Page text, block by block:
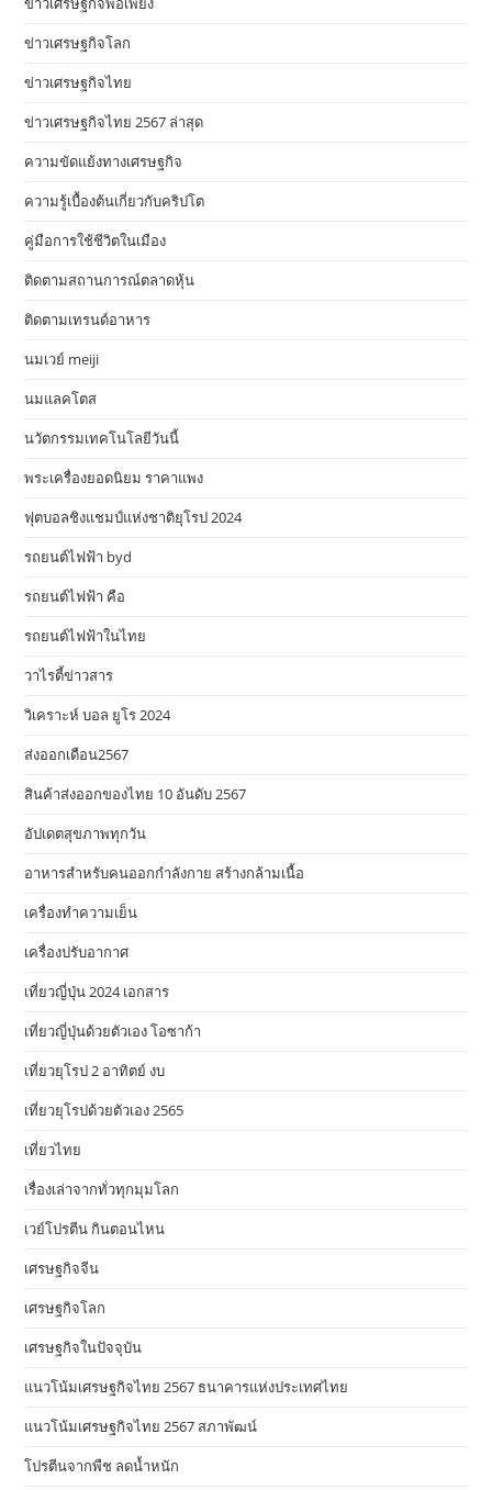
ข่าวเศรษฐกิจโลก
ข่าวเศรษฐกิจไทย
ข่าวเศรษฐกิจไทย 2567 ล่าสุด
ความขัดแย้งทางเศรษฐกิจ
ความรู้เบื้องต้นเกี่ยวกับคริปโต
คู่มือการใช้ชีวิตในเมือง
ติดตามสถานการณ์ตลาดหุ้น
ติดตามเทรนด์อาหาร
นมเวย์ meiji
นมแลคโตส
นวัตกรรมเทคโนโลยีวันนี้
พระเครื่องยอดนิยม ราคาแพง
ฟุตบอลชิงแชมป์แห่งชาติยุโรป 2024
รถยนต์ไฟฟ้า byd
รถยนต์ไฟฟ้า คือ
รถยนต์ไฟฟ้าในไทย
วาไรตี้ข่าวสาร
วิเคราะห์ บอล ยูโร 2024
ส่งออกเดือน2567
สินค้าส่งออกของไทย 10 อันดับ 2567
อัปเดตสุขภาพทุกวัน
อาหารสําหรับคนออกกําลังกาย สร้างกล้ามเนื้อ
เครื่องทำความเย็น
เครื่องปรับอากาศ
เที่ยวญี่ปุ่น 2024 เอกสาร
เที่ยวญี่ปุ่นด้วยตัวเอง โอซาก้า
เที่ยวยุโรป 2 อาทิตย์ งบ
เที่ยวยุโรปด้วยตัวเอง 2565
เที่ยวไทย
เรื่องเล่าจากทั่วทุกมุมโลก
เวย์โปรตีน กินตอนไหน
เศรษฐกิจจีน
เศรษฐกิจโลก
เศรษฐกิจในปัจจุบัน
แนวโน้มเศรษฐกิจไทย 2567 ธนาคารแห่งประเทศไทย
แนวโน้มเศรษฐกิจไทย 2567 สภาพัฒน์
โปรตีนจากพืช ลดน้ำหนัก